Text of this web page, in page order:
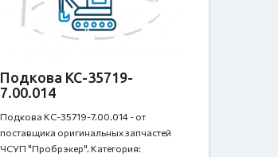
Подкова КС-35719-
7.00.014
Подкова КС-35719-7.00.014 - от
поставщика оригинальных запчастей
ЧСУП "Пробрэкер". Категория: